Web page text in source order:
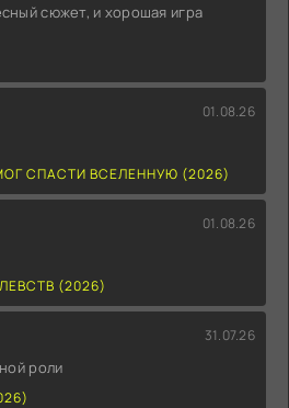
сюжет, и хорошая игра
01.08.26
СПАСТИ ВСЕЛЕННУЮ (2026)
01.08.26
(2026)
31.07.26
роли